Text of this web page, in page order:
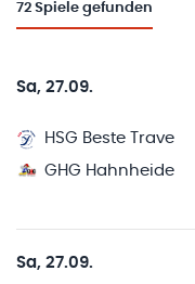
72 Spiele gefunden
Sa, 27.09.
HSG Beste Trave
GHG Hahnheide
Sa, 27.09.